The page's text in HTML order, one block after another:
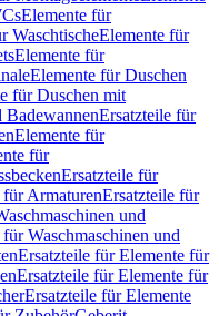
Elemente für
WaschtischeElemente für
Elemente für
Elemente für Duschen
für Duschen mit
BadewannenErsatzteile für
Elemente für
für
Ersatzteile für
für ArmaturenErsatzteile für
und
Waschmaschinen und
Ersatzteile für Elemente für
Ersatzteile für Elemente für
Ersatzteile für Elemente